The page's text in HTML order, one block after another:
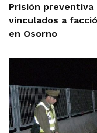
Prisión
vinculados a
en Osorno